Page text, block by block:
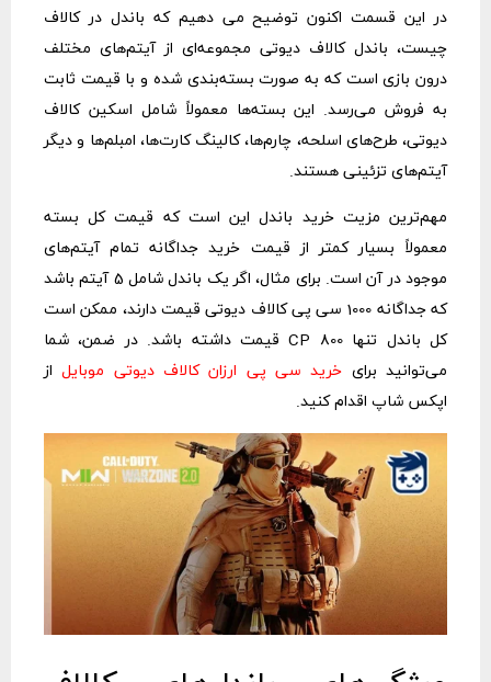
در این قسمت اکنون توضیح می دهیم که باندل در کالاف
چیست، باندل کالاف دیوتی مجموعه‌ای از آیتم‌های مختلف
درون بازی است که به صورت بسته‌بندی شده و با قیمت ثابت
به فروش می‌رسد. این بسته‌ها معمولاً شامل اسکین کالاف
دیوتی، طرح‌های اسلحه، چارم‌ها، کالینگ کارت‌ها، امبلم‌ها و دیگر
آیتم‌های تزئینی هستند.
مهم‌ترین مزیت خرید باندل این است که قیمت کل بسته
معمولاً بسیار کمتر از قیمت خرید جداگانه تمام آیتم‌های
موجود در آن است. برای مثال، اگر یک باندل شامل 5 آیتم باشد
که جداگانه 1000 سی پی کالاف دیوتی قیمت دارند، ممکن است
کل باندل تنها 800 CP قیمت داشته باشد. در ضمن، شما
می‌توانید برای خرید سی پی ارزان کالاف دیوتی موبایلاز
اپکس شاپ اقدام کنید.